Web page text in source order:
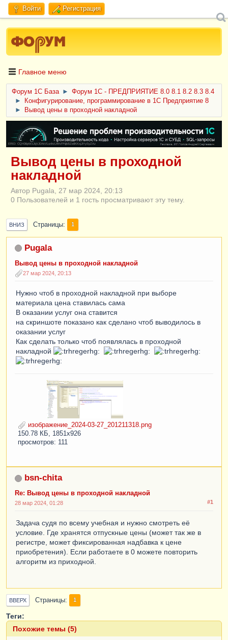
Войти Регистрация
Главное меню
Форум 1C База ►
Форум 1С - ПРЕДПРИЯТИЕ 8.0 8.1 8.2 8.3 8.4
►
Конфигурирование, программирование в 1С Предприятие 8
►
Вывод цены в проходной накладной
ERID: CQH36pWzJqVJD4xVLsnhcU4hVPNjkBZe8KKxjJiYySyZAz
Вывод цены в проходной
накладной
Автор Pugala, 27 мар 2024, 20:13
0 Пользователей и 1 гость просматривают эту тему.
ВНИЗ Страницы 1
Pugala
Вывод цены в проходной накладной
27 мар 2024, 20:13
Нужно чтоб в проходной накладной при выборе
материала цена ставилась сама
В оказании услуг она ставится
на скриншоте показано как сделано чтоб выводилось в
оказании услуг
Как сделать только чтоб появлялась в проходной
накладной
изображение_2024-03-27_201211318.png
150.78 КБ, 1851x926
просмотров: 111
bsn-chita
Re: Вывод цены в проходной накладной
#1
28 мар 2024, 01:28
Задача судя по всему учебная и нужно смотреть её
условие. Где хранятся отпускные цены (может так же в
регистре, может фиксированная надбавка к цене
приобретения). Если работаете в 0 можете повторить
алгоритм из приходной.
ВВЕРХ Страницы 1
Теги:
Похожие темы (5)